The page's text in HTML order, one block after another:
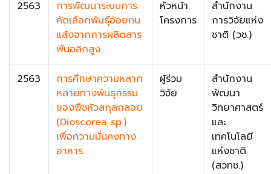
2563
การพัฒนาระบบการ
คัดเลือกพันธุ์อ้อยทน
แล้งจากการผลิตสาร
ฟีนอลิกสูง
หัวหน้า
โครงการ
สำนักงาน
การวิจัยแห่ง
ชาติ (วช.)
2563
การศึกษาความหลาก
หลายทางพันธุกรรม
ของพืชหัวสกุลกลอย
(Dioscorea sp.)
เพื่อความมั่นคงทาง
อาหาร
ผู้ร่วม
วิจัย
สำนักงาน
พัฒนา
วิทยาศาสตร์
และ
เทคโนโลยี
แห่งชาติ
(สวทช.)